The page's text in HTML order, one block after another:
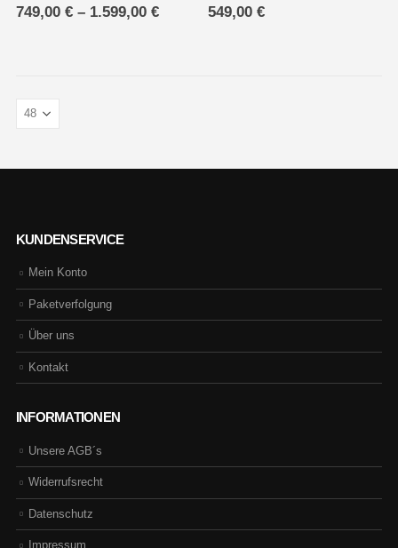
749,00 €– 1.599,00 € 549,00 €
KUNDENSERVICE
Mein Konto
Paketverfolgung
Über uns
Kontakt
INFORMATIONEN
Unsere AGB´s
Widerrufsrecht
Datenschutz
Impressum